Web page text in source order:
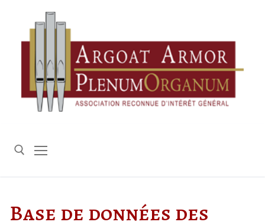
contenu
Base de données des